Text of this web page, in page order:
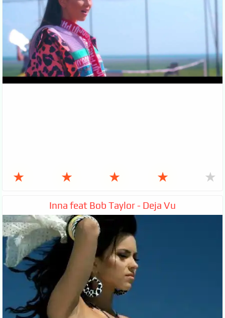
★ ★ ★ ★ ★
Inna feat Bob Taylor - Deja Vu